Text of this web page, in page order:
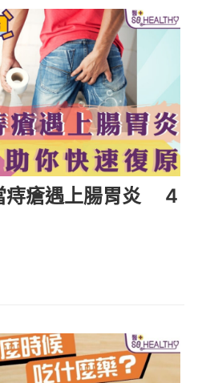
痔瘡遇上腸胃炎 4